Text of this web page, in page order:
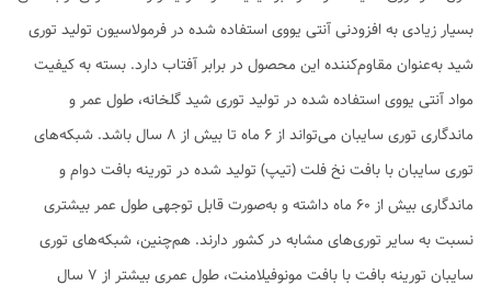
بسیار زیادی به افزودنی آنتی یووی استفاده شده در فرمولاسیون تولید توری
شید به‌عنوان مقاوم‌کننده این محصول در برابر آفتاب دارد. بسته به کیفیت
مواد آنتی یووی استفاده شده در تولید توری شید گلخانه، طول عمر و
ماندگاری توری سایبان می‌تواند از 6 ماه تا بیش از 8 سال باشد. شبکه‌های
توری سایبان با بافت نخ فلت (تیپ) تولید شده در تورینه بافت دوام و
ماندگاری بیش از 60 ماه داشته و به‌صورت قابل توجهی طول عمر بیشتری
نسبت به سایر توری‌های مشابه در کشور دارند. هم‌چنین، شبکه‌های توری
سایبان تورینه بافت با بافت مونوفیلامنت، طول عمری بیشتر از 7 سال